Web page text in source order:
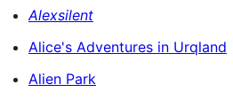
Alexsilent
Alice's Adventures in Urqland
Alien Park